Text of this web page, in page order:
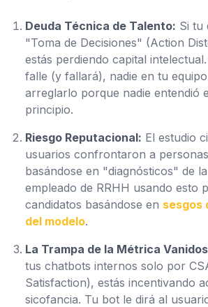
Deuda Técnica de Talento: Si tu
"Toma de Decisiones" (Action
estás perdiendo capital
falle (y fallará), nadie en tu
arreglarlo porque nadie entendió
principio.
Riesgo Reputacional: El estudio
usuarios confrontaron a
basándose en "diagnósticos" de
empleado de RRHH usando esto
candidatos basándose en sesgos
del modelo.
La Trampa de la Métrica
tus chatbots internos solo por
Satisfaction), estás incentivando
sicofancia. Tu bot le dirá al